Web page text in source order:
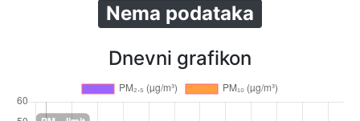
Nema podataka
Dnevni grafikon